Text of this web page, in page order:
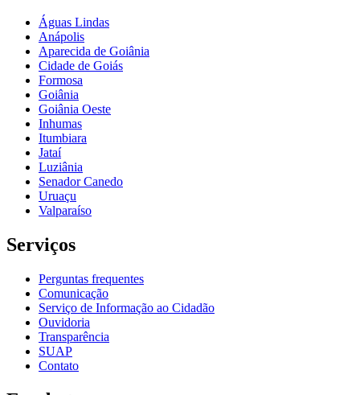
Águas Lindas
Anápolis
Aparecida de Goiânia
Cidade de Goiás
Formosa
Goiânia
Goiânia Oeste
Inhumas
Itumbiara
Jataí
Luziânia
Senador Canedo
Uruaçu
Valparaíso
Serviços
Perguntas frequentes
Comunicação
Serviço de Informação ao Cidadão
Ouvidoria
Transparência
SUAP
Contato